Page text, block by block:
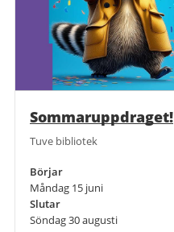
Sommaruppdraget!
Tuve bibliotek
Börjar
Måndag 15 juni
Slutar
Söndag 30 augusti